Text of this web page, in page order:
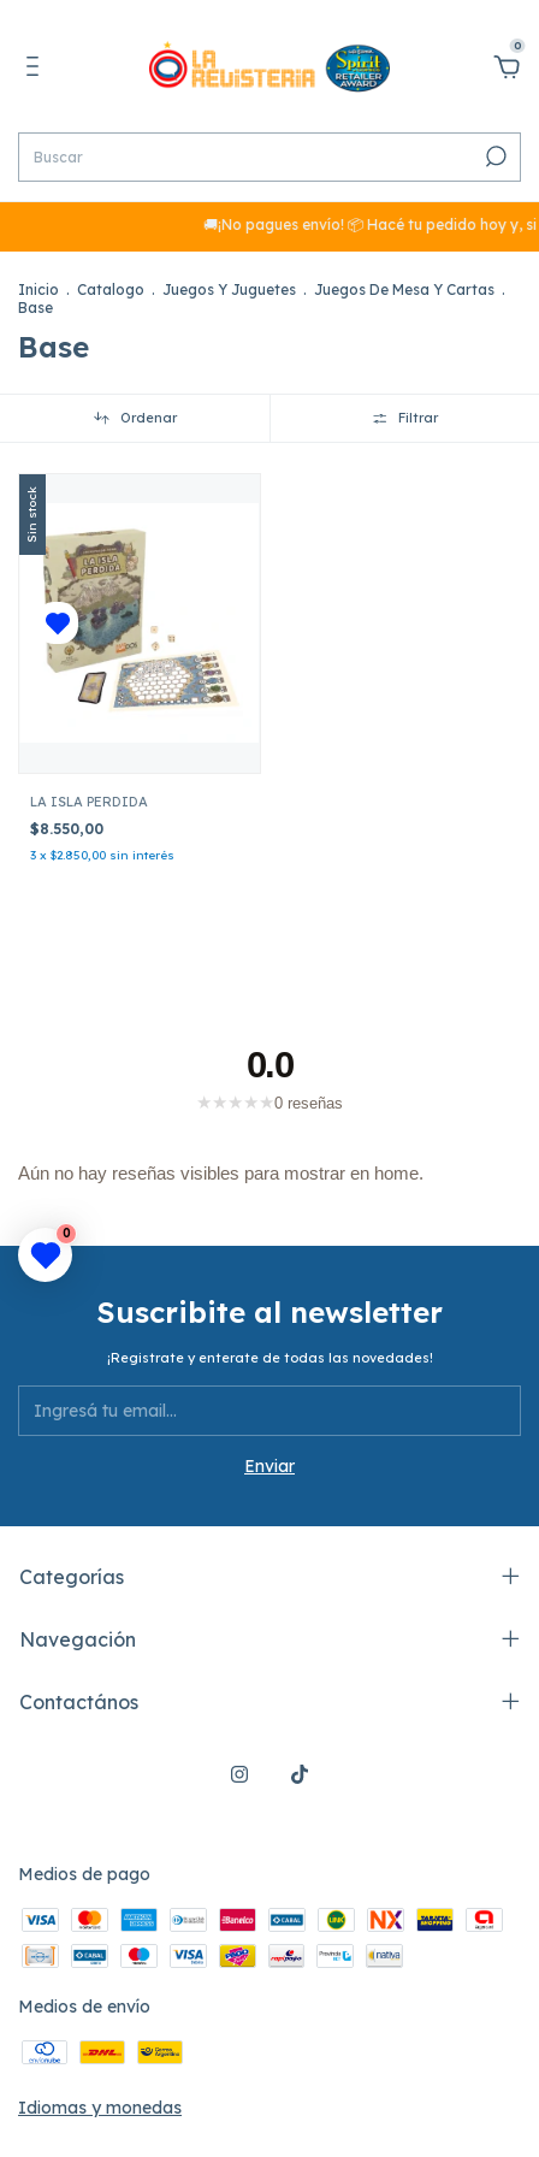
0
🚚¡No pagues envío! 📦 Hacé tu pedido hoy y,
Inicio . Catalogo . Juegos Y Juguetes . Juegos De Mesa Y Cartas .
Base
Base
Ordenar Filtrar
Sin stock
LA ISLA PERDIDA
$8.550,00
3 x $2.850,00 sin interés
0.0
★ ★ ★ ★ ★0 reseñas
Aún no hay reseñas visibles para mostrar en home.
Suscribite al newsletter
¡Registrate y enterate de todas las novedades!
Categorías
Navegación
Contactános
Medios de pago
Medios de envío
Idiomas y monedas
0